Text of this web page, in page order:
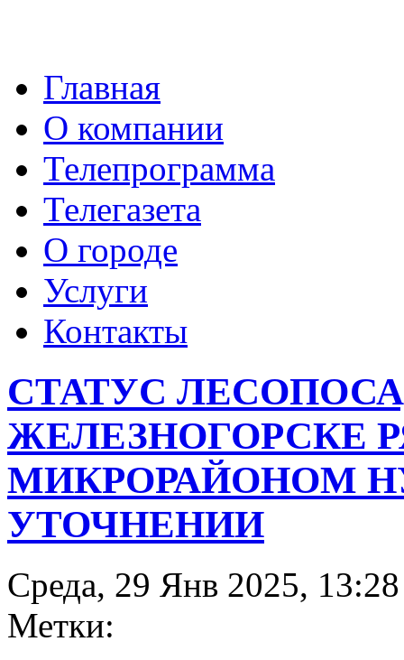
Главная
О компании
Телепрограмма
Телегазета
О городе
Услуги
Контакты
СТАТУС
ЖЕЛЕЗНОГОРСКЕ
МИКРОРАЙОНОМ
УТОЧНЕНИИ
Среда, 29 Янв 2025,
Метки: